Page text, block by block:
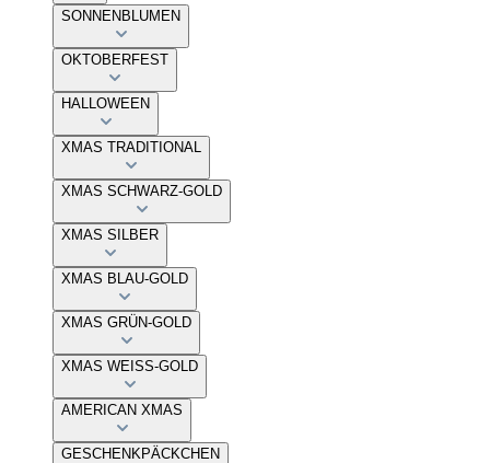
SONNENBLUMEN
OKTOBERFEST
HALLOWEEN
XMAS TRADITIONAL
XMAS SCHWARZ-GOLD
XMAS SILBER
XMAS BLAU-GOLD
XMAS GRÜN-GOLD
XMAS WEISS-GOLD
AMERICAN XMAS
GESCHENKPÄCKCHEN